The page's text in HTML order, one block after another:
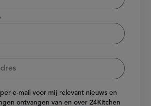
e-mail voor mij relevant nieuws en
ontvangen van en over 24Kitchen